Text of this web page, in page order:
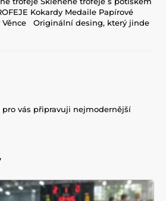
Kokardy Medaile Papírové
Věnce Originální desing, který jinde
pro vás připravuji nejmodernější